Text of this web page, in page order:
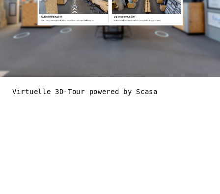
Virtuelle 3D-Tour powered by Scasa